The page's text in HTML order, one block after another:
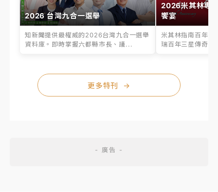
2026 台灣九合一選舉
知新聞提供最權威的2026台灣九合一選舉
資料庫。即時掌握六都縣市長、議...
2026米其林專
饗宴
米其林指南百年之
瑞百年三星傳奇、
更多特刊 →